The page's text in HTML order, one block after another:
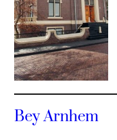
Bey Arnhem